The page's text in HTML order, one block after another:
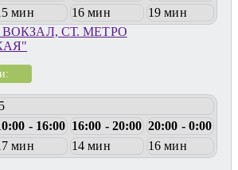
мин 16 мин
19 мин
СТ. МЕТРО
- 16:00 16:00 - 20:00 20:00 - 0:00
мин 14 мин 16 мин